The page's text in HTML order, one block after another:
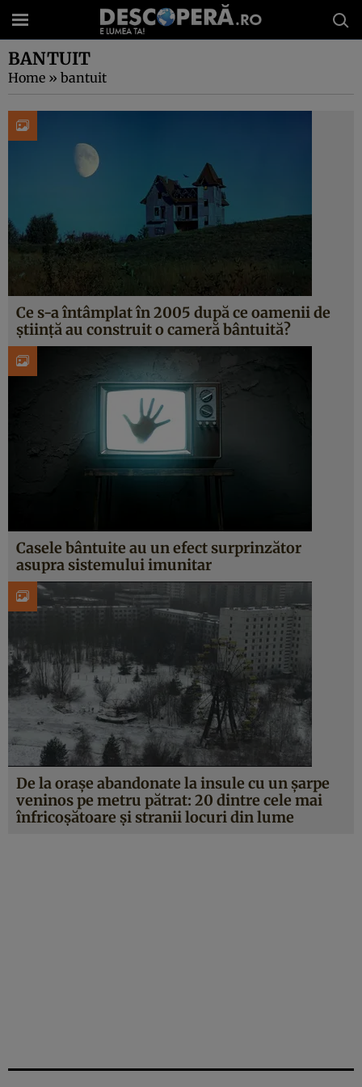
BANTUIT
Home » bantuit
Ce s-a întâmplat în 2005 după ce oamenii de
știință au construit o cameră bântuită?
Casele bântuite au un efect surprinzător
asupra sistemului imunitar
De la oraşe abandonate la insule cu un şarpe
veninos pe metru pătrat: 20 dintre cele mai
înfricoşătoare şi stranii locuri din lume